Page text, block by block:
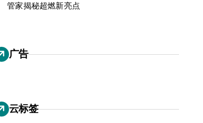
管家揭秘超燃新亮点
广告
云标签